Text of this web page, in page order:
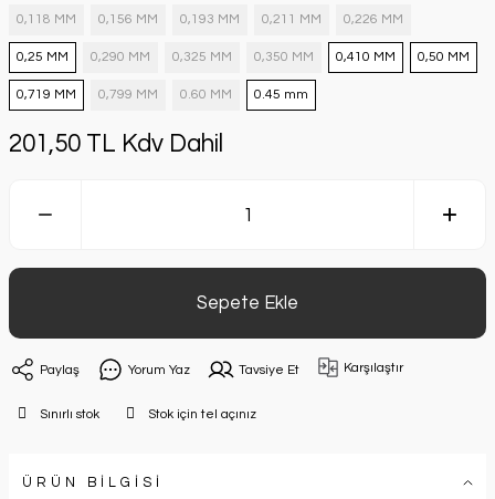
0,118 MM 0,156 MM 0,193 MM 0,211 MM 0,226 MM
0,25 MM 0,290 MM 0,325 MM 0,350 MM 0,410 MM 0,50 MM
0,719 MM 0,799 MM 0.60 MM 0.45 mm
201,50 TL Kdv Dahil
Sepete Ekle
Paylaş Yorum Yaz Tavsiye Et Karşılaştır
Sınırlı stok Stok için tel açınız
ÜRÜN BİLGİSİ